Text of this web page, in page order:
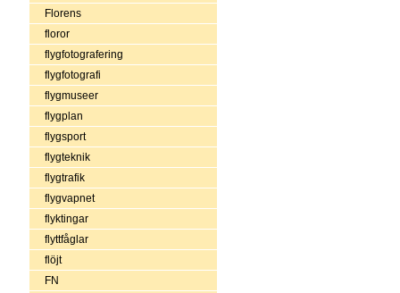
Florens
floror
flygfotografering
flygfotografi
flygmuseer
flygplan
flygsport
flygteknik
flygtrafik
flygvapnet
flyktingar
flyttfåglar
flöjt
FN